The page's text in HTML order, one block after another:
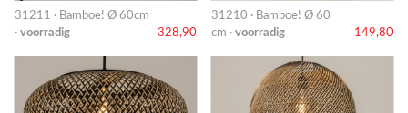
31211 · Bamboe! Ø 60cm
· voorradig 328,90
31210 · Bamboe! Ø 60
cm · voorradig 149,80